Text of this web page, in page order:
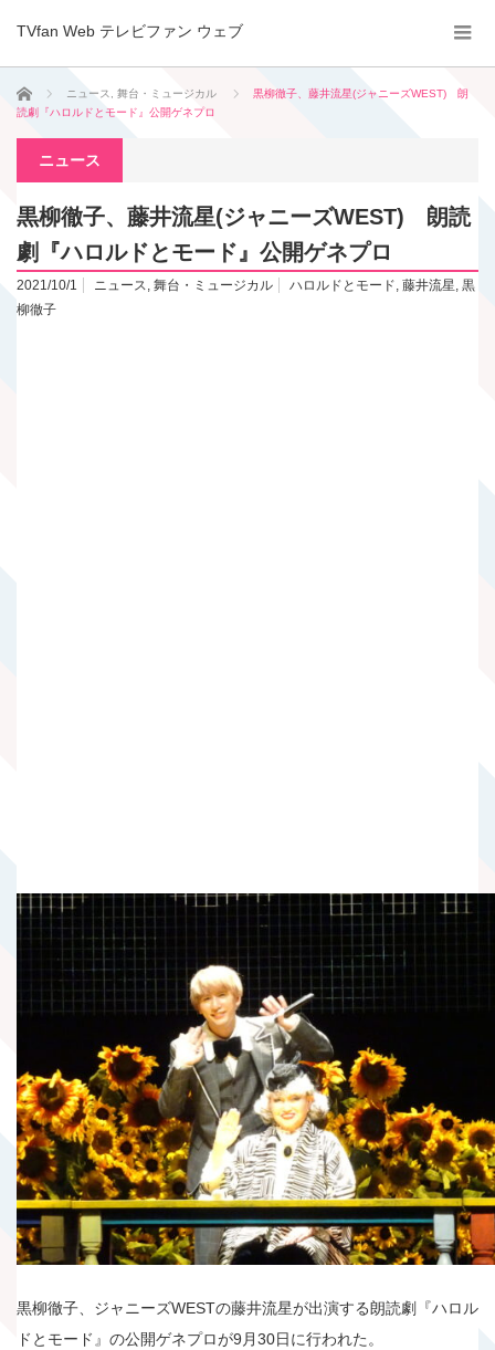
TVfan Web テレビファン ウェブ
ホーム ニュース 舞台・ミュージカル
黒柳徹子、藤井流星(ジャニーズWEST) 朗
読劇『ハロルドとモード』公開ゲネプロ
ニュース
黒柳徹子、藤井流星(ジャニーズWEST) 朗読
劇『ハロルドとモード』公開ゲネプロ
2021/10/1 ニュース, 舞台・ミュージカル ハロルドとモード, 藤井流星, 黒
柳徹子
黒柳徹子、ジャニーズWESTの藤井流星が出演する朗読劇『ハロル
ドとモード』の公開ゲネプロが9月30日に行われた。